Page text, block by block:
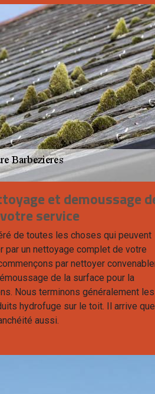
et demoussage
service
de toutes les choses qui peuvent
par un nettoyage complet de votre
par nettoyer
de la surface pour la
Nous terminons généralement les
hydrofuge sur le toit. Il arrive que
aussi.